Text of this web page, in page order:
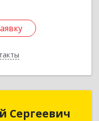
Сергеевич
Сергеевич